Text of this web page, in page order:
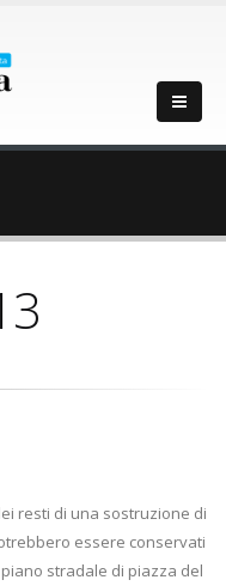
resti di una sostruzione di
essere conservati
stradale di piazza del